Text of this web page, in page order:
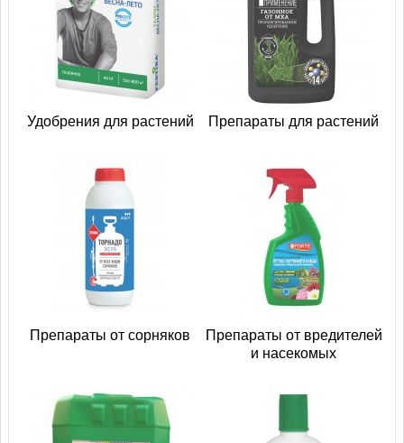
Удобрения для растений Препараты для растений
Препараты от сорняков
Препараты от вредителей
и насекомых